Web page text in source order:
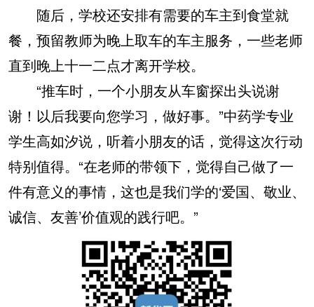
随后，学校还安排有需要的车主到食堂就
餐，预留教师为晚上取车的车主服务，一些老师
直到晚上十一二点才离开学校。
“推车时，一个小朋友从车窗探出头说谢
谢！以后我要向您学习，做好事。”中药学专业
学生高如汐说，听着小朋友的话，觉得这次行动
特别值得。“在老师的带领下，觉得自己做了一
件有意义的事情，这也是我们学的‘爱国、敬业、
诚信、友善’价值观的践行吧。”